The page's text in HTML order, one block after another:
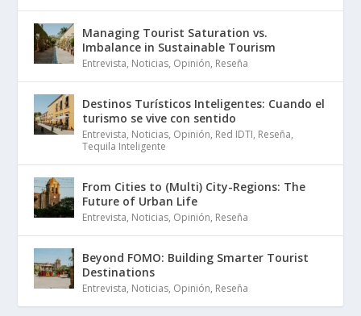
Managing Tourist Saturation vs.
Imbalance in Sustainable Tourism
Entrevista, Noticias, Opinión, Reseña
Destinos Turísticos Inteligentes: Cuando el
turismo se vive con sentido
Entrevista, Noticias, Opinión, Red IDTI, Reseña,
Tequila Inteligente
From Cities to (Multi) City-Regions: The
Future of Urban Life
Entrevista, Noticias, Opinión, Reseña
Beyond FOMO: Building Smarter Tourist
Destinations
Entrevista, Noticias, Opinión, Reseña